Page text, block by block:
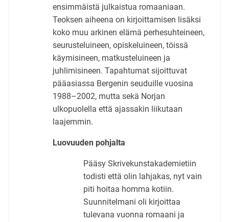
ensimmäistä julkaistua romaaniaan.
Teoksen aiheena on kirjoittamisen lisäksi
koko muu arkinen elämä perhesuhteineen,
seurusteluineen, opiskeluineen, töissä
käymisineen, matkusteluineen ja
juhlimisineen. Tapahtumat sijoittuvat
pääasiassa Bergenin seuduille vuosina
1988–2002, mutta sekä Norjan
ulkopuolella että ajassakin liikutaan
laajemmin.
Luovuuden pohjalta
Pääsy Skrivekunstakademietiin
todisti että olin lahjakas, nyt vain
piti hoitaa homma kotiin.
Suunnitelmani oli kirjoittaa
tulevana vuonna romaani ja